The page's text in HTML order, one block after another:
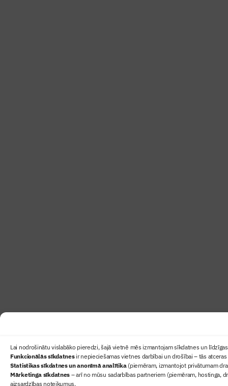
Lai nodrošinātu vislabāko pieredzi, šajā vietnē mēs izmantojam sīkdatnes un
Funkcionālās sīkdatnesir nepieciešamas vietnes darbībai un drošībai – tās
Statistikas sīkdatnes un anonīmā analītika(piemēram, izmantojot privātumam
Mārketinga sīkdatnes – arī no mūsu sadarbības partneriem (piemēram, hostinga,
aizsardzības noteikumus.